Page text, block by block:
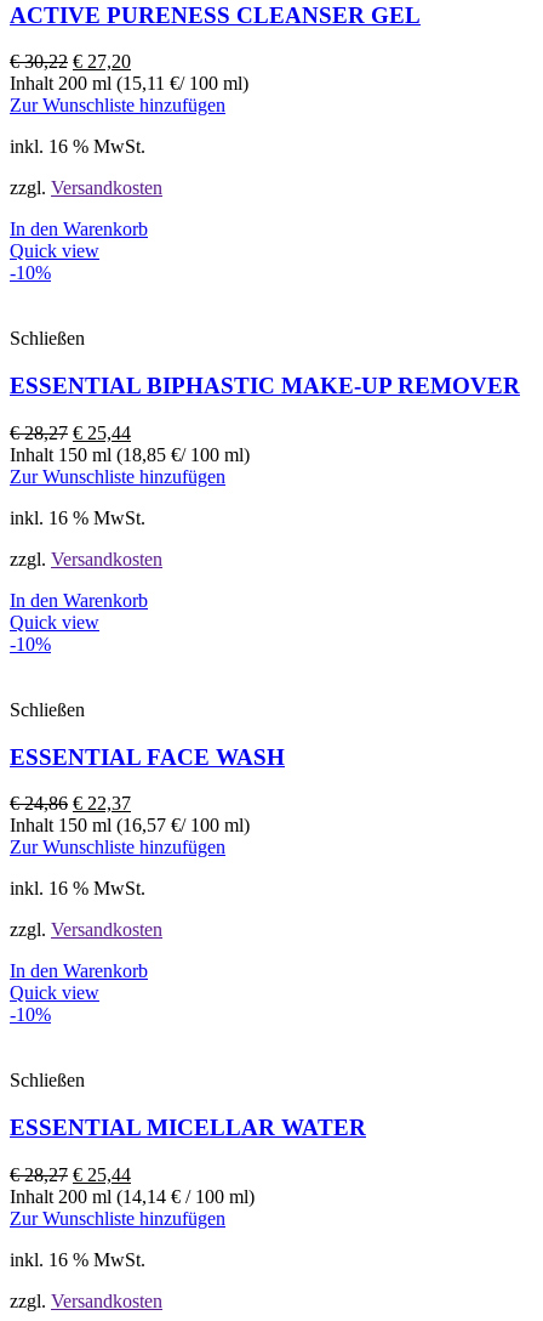
ACTIVE PURENESS CLEANSER GEL
€30,22 € 27,20
Inhalt 200 ml (15,11 €/ 100 ml)
Zur Wunschliste hinzufügen
inkl. 16 % MwSt.
zzgl. Versandkosten
In den Warenkorb
Quick view
-10%
Schließen
ESSENTIAL BIPHASTIC MAKE-UP REMOVER
€28,27 € 25,44
Inhalt 150 ml (18,85 €/ 100 ml)
Zur Wunschliste hinzufügen
inkl. 16 % MwSt.
zzgl. Versandkosten
In den Warenkorb
Quick view
-10%
Schließen
ESSENTIAL FACE WASH
€24,86 € 22,37
Inhalt 150 ml (16,57 €/ 100 ml)
Zur Wunschliste hinzufügen
inkl. 16 % MwSt.
zzgl. Versandkosten
In den Warenkorb
Quick view
-10%
Schließen
ESSENTIAL MICELLAR WATER
€28,27 € 25,44
Inhalt 200 ml (14,14 € / 100 ml)
Zur Wunschliste hinzufügen
inkl. 16 % MwSt.
zzgl. Versandkosten